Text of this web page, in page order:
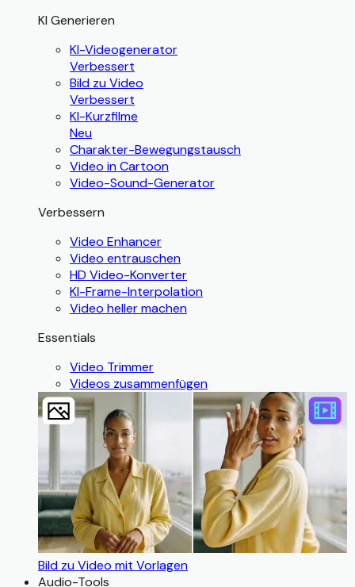
KI Generieren
KI-Videogenerator
Verbessert
Bild zu Video
Verbessert
KI-Kurzfilme
Neu
Charakter-Bewegungstausch
Video in Cartoon
Video-Sound-Generator
Verbessern
Video Enhancer
Video entrauschen
HD Video-Konverter
KI-Frame-Interpolation
Video heller machen
Essentials
Video Trimmer
Videos zusammenfügen
Bild zu Video mit Vorlagen
Audio-Tools